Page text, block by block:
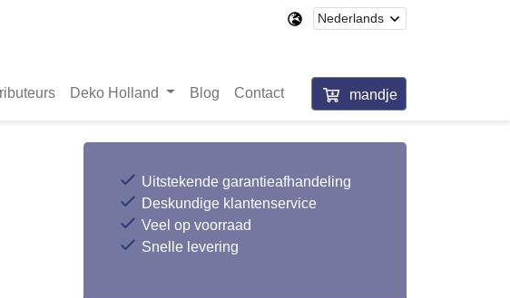
Deko Holland Blog Contact mandje
Uitstekende garantieafhandeling
Deskundige klantenservice
Veel op voorraad
Snelle levering